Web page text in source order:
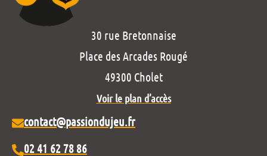
30 rue Bretonnaise
Place des Arcades Rougé
49300 Cholet
Voir le plan d’accès
contact@passiondujeu.fr
02 41 62 78 86